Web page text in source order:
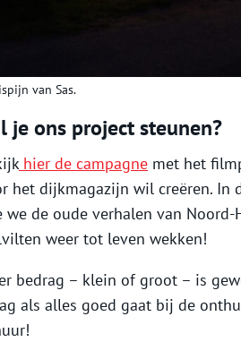
van Sas.
je ons project steunen?
hier de campagne met het
het dijkmagazijn wil creëren. In
we de oude verhalen van
weer tot leven wekken!
bedrag – klein of groot – is
als alles goed gaat bij de